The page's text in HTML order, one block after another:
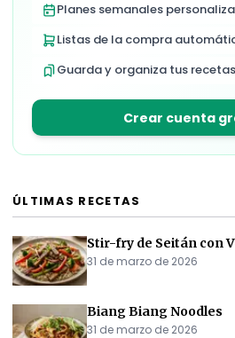
Planes semanales
Listas de la compra
Guarda y organiza tus
Crear cuenta
ÚLTIMAS RECETAS
Stir-fry de Seitán con
31 de marzo de 2026
Biang Biang Noodles
31 de marzo de 2026